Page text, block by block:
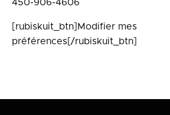
450-906-4606
[rubiskuit_btn]Modifier mes
préférences[/rubiskuit_btn]